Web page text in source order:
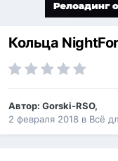
Кольца
Автор: Gorski-RSO,
2 февраля 2018 в Всё